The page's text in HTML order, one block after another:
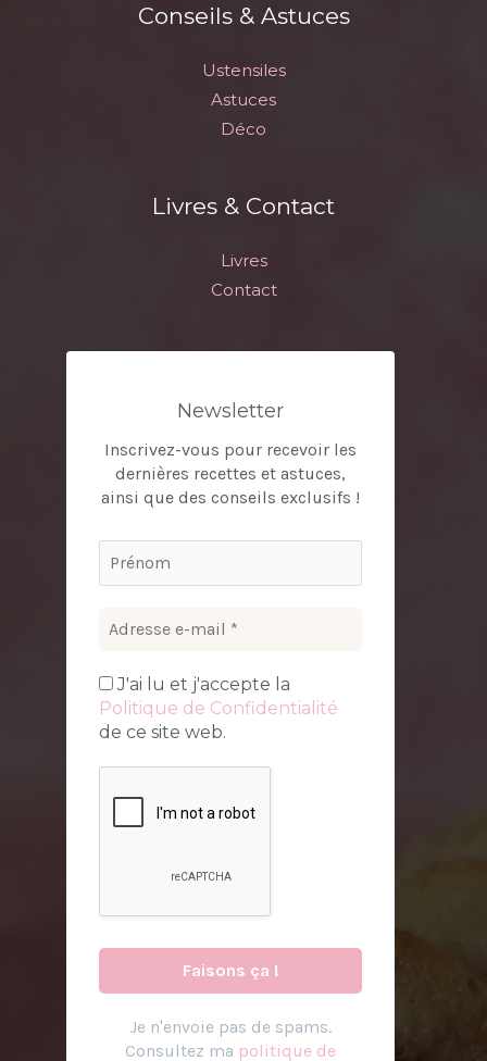
Conseils & Astuces
Ustensiles
Astuces
Déco
Livres & Contact
Livres
Contact
Newsletter
Inscrivez-vous pour recevoir les
dernières recettes et astuces,
ainsi que des conseils exclusifs !
J'ai lu et j'accepte la
Politique de Confidentialité
de ce site web.
Je n'envoie pas de spams.
Consultez ma politique de